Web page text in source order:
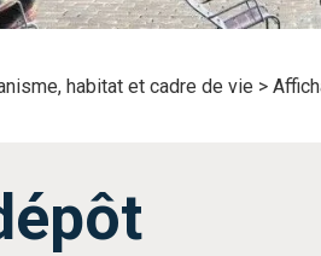
habitat et cadre de vie >